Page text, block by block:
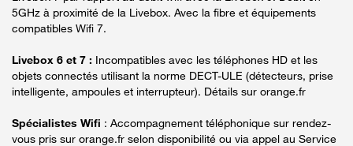
5GHz à proximité de la Livebox. Avec la fibre et équipements
compatibles Wifi 7.
Livebox 6 et 7 : Incompatibles avec les téléphones HD et les
objets connectés utilisant la norme DECT-ULE (détecteurs, prise
intelligente, ampoules et interrupteur). Détails sur orange.fr
Spécialistes Wifi : Accompagnement téléphonique sur rendez-
vous pris sur orange.fr selon disponibilité ou via appel au Service